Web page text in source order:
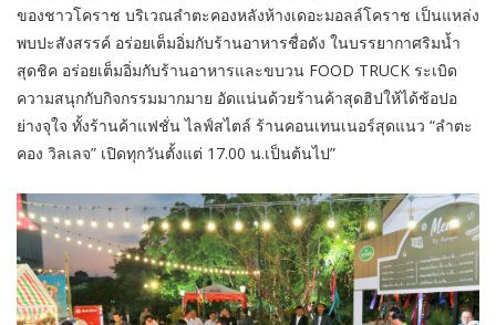
ของชาวโคราช บริเวณลำตะคองหลังห้างเดอะมอลล์โคราช เป็นแหล่ง
พบปะสังสรรค์ อร่อยเต็มอิ่มกับร้านอาหารชื่อดัง ในบรรยากาศริมน้ำ
สุดชิค อร่อยเต็มอิ่มกับร้านอาหารและขบวน FOOD TRUCK ระเบิด
ความสนุกกับกิจกรรมมากมาย อัดแน่นด้วยร้านค้าสุดฮิปให้ได้ช้อปอ
ย่างจุใจ ทั้งร้านค้าแฟชั่น ไลฟ์สไตล์ ร้านคอนเทนเนอร์สุดแนว “ลำตะ
คอง วิลเลจ” เปิดทุกวันตั้งแต่ 17.00 น.เป็นต้นไป”